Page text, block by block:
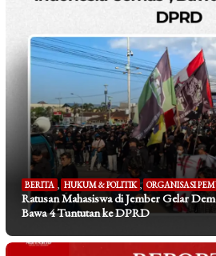
BERITA , HUKUM & POLITIK , ORGANISASI
Ratusan Mahasiswa di Jember Gelar
Bawa 4 Tuntutan ke DPRD